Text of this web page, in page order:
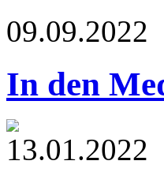
09.09.2022
In den
13.01.2022